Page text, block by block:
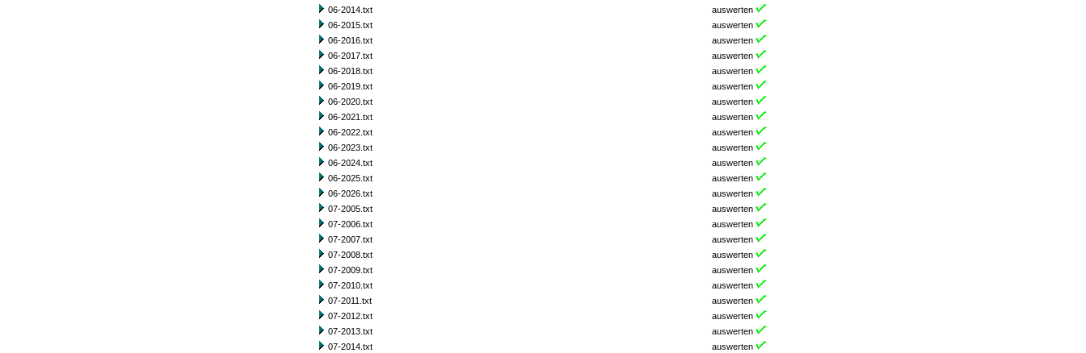
06-2014.txt
auswerten
06-2015.txt
auswerten
06-2016.txt
auswerten
06-2017.txt
auswerten
06-2018.txt
auswerten
06-2019.txt
auswerten
06-2020.txt
auswerten
06-2021.txt
auswerten
06-2022.txt
auswerten
06-2023.txt
auswerten
06-2024.txt
auswerten
06-2025.txt
auswerten
06-2026.txt
auswerten
07-2005.txt
auswerten
07-2006.txt
auswerten
07-2007.txt
auswerten
07-2008.txt
auswerten
07-2009.txt
auswerten
07-2010.txt
auswerten
07-2011.txt
auswerten
07-2012.txt
auswerten
07-2013.txt
auswerten
07-2014.txt
auswerten